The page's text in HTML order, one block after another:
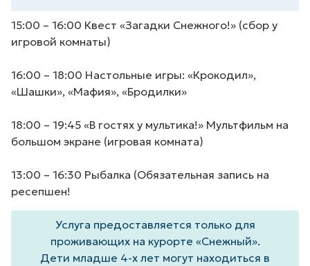
15:00 – 16:00 Квест «Загадки Снежного!» (сбор у
игровой комнаты)
16:00 – 18:00 Настольные игры: «Крокодил»,
«Шашки», «Мафия», «Бродилки»
18:00 – 19:45 «В гостях у мультика!» Мультфильм на
большом экране (игровая комната)
13:00 – 16:30 Рыбалка (Обязательная запись на
ресепшен!
Услуга предоставляется только для
проживающих на курорте «Снежный».
Дети младше 4-х лет могут находиться в